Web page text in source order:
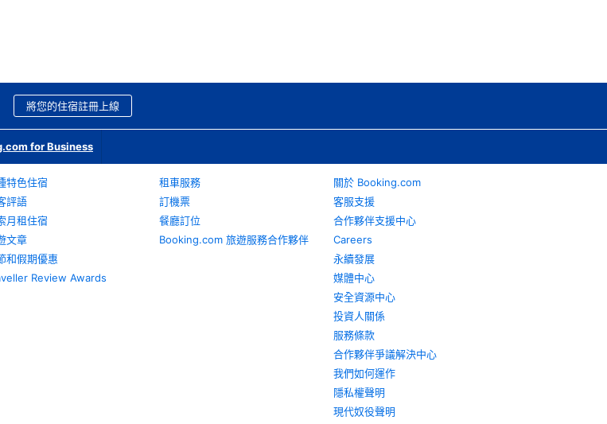
將您的住宿註冊上線
for Business
特色住宿
評語
月租住宿
文章
和假期優惠
Review Awards
租車服務
訂機票
餐廳訂位
Booking.com 旅遊服務合作夥伴
關於 Booking.com
客服支援
合作夥伴支援中心
Careers
永續發展
媒體中心
安全資源中心
投資人關係
服務條款
合作夥伴爭議解決中心
我們如何運作
隱私權聲明
現代奴役聲明